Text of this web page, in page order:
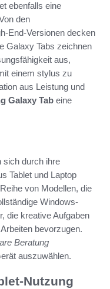
ebenfalls eine
den
End-Versionen decken
Galaxy Tabs zeichnen
aus,
einem stylus zu
aus Leistung und
Galaxy Tab eine
sich durch ihre
Tablet und Laptop
von Modellen, die
Windows-
die kreative Aufgaben
bevorzugen.
Beratung
auszuwählen.
Nutzung